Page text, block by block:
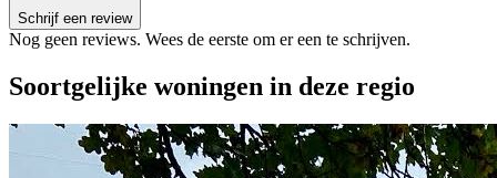
Schrijf een review
Nog geen reviews. Wees de eerste om er een te schrijven.
Soortgelijke woningen in deze regio